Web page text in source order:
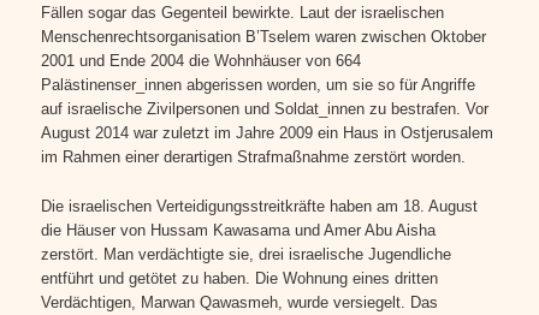
Fällen sogar das Gegenteil bewirkte. Laut der israelischen
Menschenrechtsorganisation B’Tselem waren zwischen Oktober
2001 und Ende 2004 die Wohnhäuser von 664
Palästinenser_innen abgerissen worden, um sie so für Angriffe
auf israelische Zivilpersonen und Soldat_innen zu bestrafen. Vor
August 2014 war zuletzt im Jahre 2009 ein Haus in Ostjerusalem
im Rahmen einer derartigen Strafmaßnahme zerstört worden.
Die israelischen Verteidigungsstreitkräfte haben am 18. August
die Häuser von Hussam Kawasama und Amer Abu Aisha
zerstört. Man verdächtigte sie, drei israelische Jugendliche
entführt und getötet zu haben. Die Wohnung eines dritten
Verdächtigen, Marwan Qawasmeh, wurde versiegelt. Das